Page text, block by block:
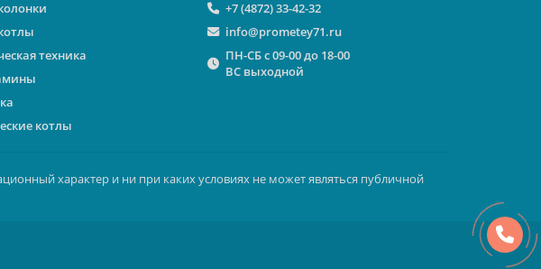
техника
котлы
+7 (4872) 33-42-32
info@prometey71.ru
ПН-СБ с 09-00 до 18-00
ВС выходной
характер и ни при каких условиях не может являться публичной